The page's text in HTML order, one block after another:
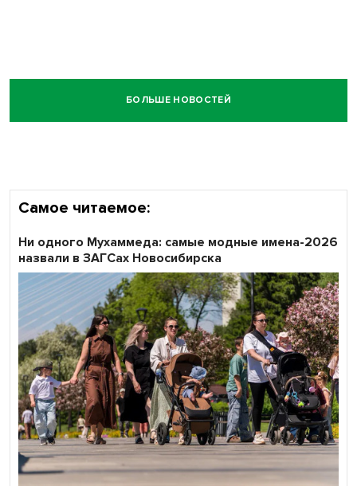
БОЛЬШЕ НОВОСТЕЙ
Самое читаемое:
Ни одного Мухаммеда: самые модные имена-2026
назвали в ЗАГСах Новосибирска